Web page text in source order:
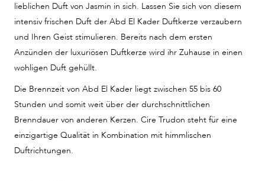
lieblichen Duft von Jasmin in sich. Lassen Sie sich von diesem
intensiv frischen Duft der Abd El Kader Duftkerze verzaubern
und Ihren Geist stimulieren. Bereits nach dem ersten
Anzünden der luxuriösen Duftkerze wird ihr Zuhause in einen
wohligen Duft gehüllt.
Die Brennzeit von Abd El Kader liegt zwischen 55 bis 60
Stunden und somit weit über der durchschnittlichen
Brenndauer von anderen Kerzen. Cire Trudon steht für eine
einzigartige Qualität in Kombination mit himmlischen
Duftrichtungen.